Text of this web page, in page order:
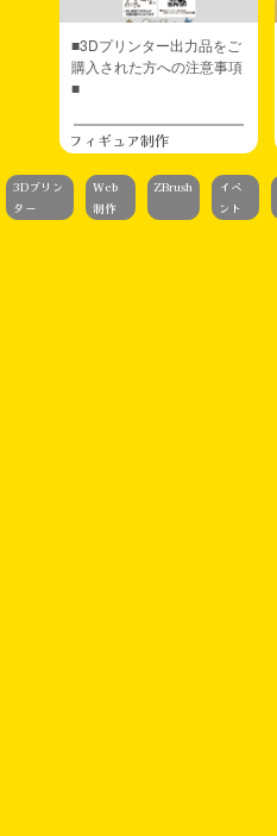
■3Dプリンター出力品をご
購入された方への注意事項
■
フィギュア制作
3Dプリン
ター
Web
制作
ZBrush
イベ
ント